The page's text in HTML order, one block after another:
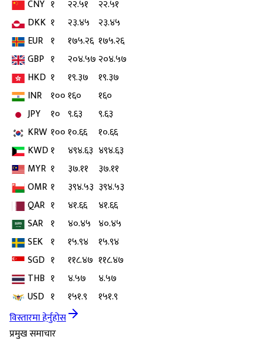
CNY १ २२.५१
२२.५१
DKK १ २३.४५
२३.४५
EUR १ १७५.२६ १७५.२६
GBP १ २०४.५७ २०४.५७
HKD १ १९.३७
१९.३७
INR १००१६०
१६०
JPY
१० ९.६३
९.६३
KRW १००१०.६६
१०.६६
KWD१ ४९४.६३ ४९४.६३
MYR १ ३७.११
३७.११
OMR १ ३९४.५३ ३९४.५३
QAR १ ४१.६६
४१.६६
SAR १ ४०.४५ ४०.४५
SEK १ १५.९४
१५.९४
SGD १ ११८.४७ ११८.४७
THB १ ४.५७
४.५७
USD १ १५१.९
१५१.९
विस्तारमा हेर्नुहोस
प्रमुख समाचार